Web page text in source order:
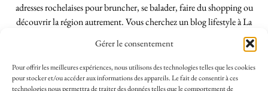
Gérer le consentement
Pour offrir les meilleures expériences, nous utilisons des technologies telles que les cookies
pour stocker et/ou accéder aux informations des appareils. Le fait de consentir à ces
technologies nous permettra de traiter des données telles que le comportement de
adresses rochelaises pour bruncher, se balader, faire du shopping ou
découvrir la région autrement. Vous cherchez un blog lifestyle à La
Rochelle, tenu par une locale ? Vous êtes au bon endroit. Que vous
soyez Rochelais·e ou de passage dans notre belle ville, j’espère que mes
articles vous aideront à profiter de La Rochelle comme un·e vrai·e
initié·e. !